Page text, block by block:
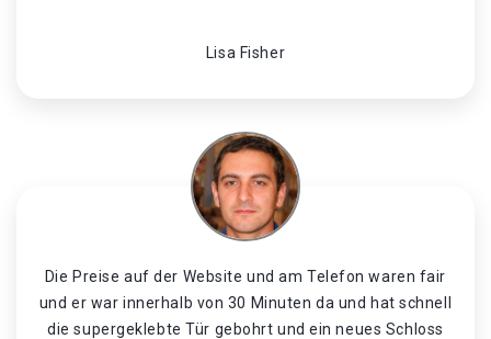
Lisa Fisher
Die Preise auf der Website und am Telefon waren fair
und er war innerhalb von 30 Minuten da und hat schnell
die supergeklebte Tür gebohrt und ein neues Schloss